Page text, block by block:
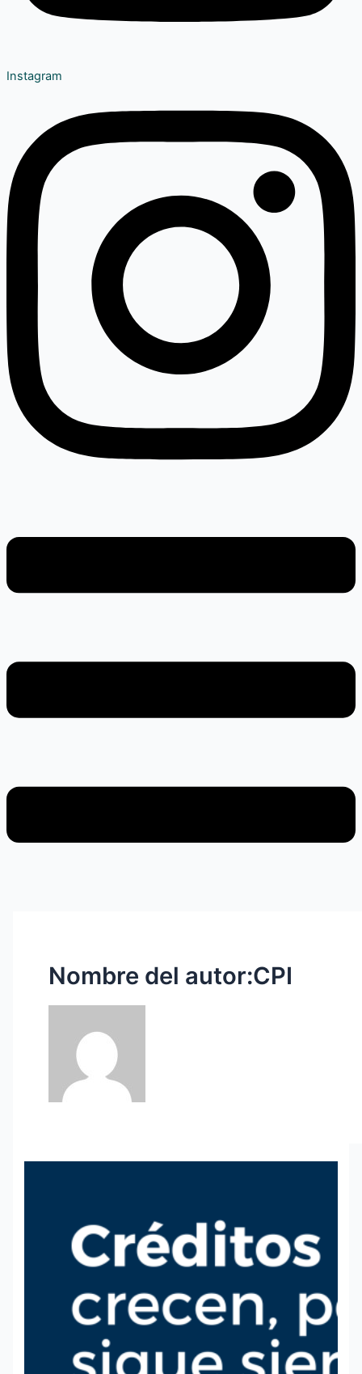
Instagram
Nombre del autor:CPI